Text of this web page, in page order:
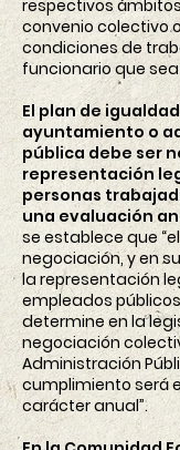
respectivos
convenio colectivo
condiciones de
funcionario que
El plan de
ayuntamiento o
pública debe ser
representación
personas
una evaluación
se establece que
negociación, y en
la representación
empleados
determine en la
negociación
Administración
cumplimiento será
carácter anual”.